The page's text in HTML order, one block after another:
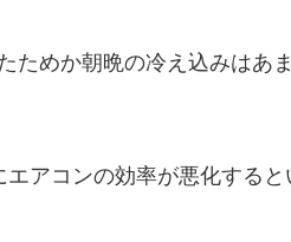
ためか朝晩の冷え込みはあ
アコンの効率が悪化する